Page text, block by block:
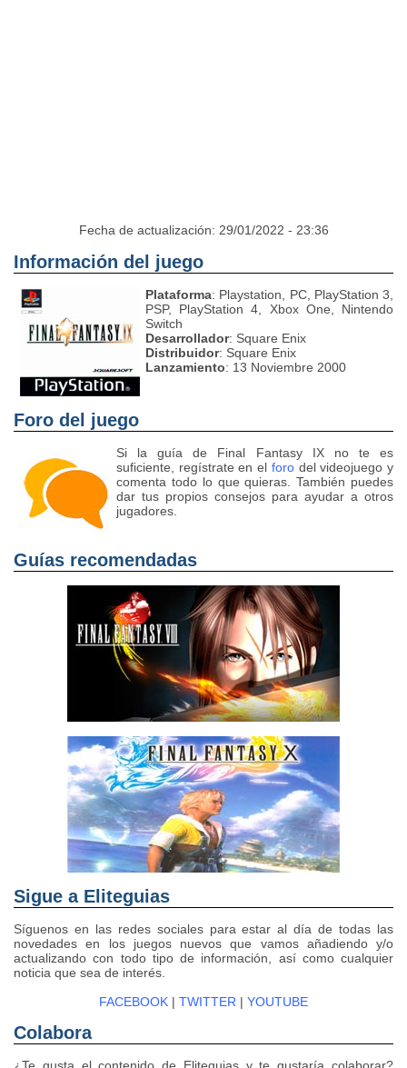
Fecha de actualización: 29/01/2022 - 23:36
Información del juego
Plataforma: Playstation, PC, PlayStation 3,
PSP, PlayStation 4, Xbox One, Nintendo
Switch
Desarrollador: Square Enix
Distribuidor: Square Enix
Lanzamiento: 13 Noviembre 2000
Foro del juego
Si la guía de Final Fantasy IX no te es
suficiente, regístrate en el forodel videojuego y
comenta todo lo que quieras. También puedes
dar tus propios consejos para ayudar a otros
jugadores.
Guías recomendadas
Sigue a Eliteguias
Síguenos en las redes sociales para estar al día de todas las
novedades en los juegos nuevos que vamos añadiendo y/o
actualizando con todo tipo de información, así como cualquier
noticia que sea de interés.
FACEBOOK | TWITTER | YOUTUBE
Colabora
¿Te gusta el contenido de Eliteguias y te gustaría colaborar?